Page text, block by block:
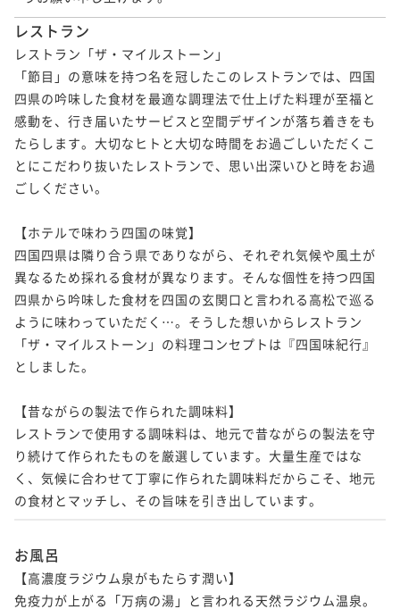
レストラン
レストラン「ザ・マイルストーン」
「節目」の意味を持つ名を冠したこのレストランでは、四国
四県の吟味した食材を最適な調理法で仕上げた料理が至福と
感動を、行き届いたサービスと空間デザインが落ち着きをも
たらします。大切なヒトと大切な時間をお過ごしいただくこ
とにこだわり抜いたレストランで、思い出深いひと時をお過
ごしください。
【ホテルで味わう四国の味覚】
四国四県は隣り合う県でありながら、それぞれ気候や風土が
異なるため採れる食材が異なります。そんな個性を持つ四国
四県から吟味した食材を四国の玄関口と言われる高松で巡る
ように味わっていただく…。そうした想いからレストラン
「ザ・マイルストーン」の料理コンセプトは『四国味紀行』
としました。
【昔ながらの製法で作られた調味料】
レストランで使用する調味料は、地元で昔ながらの製法を守
り続けて作られたものを厳選しています。大量生産ではな
く、気候に合わせて丁寧に作られた調味料だからこそ、地元
の食材とマッチし、その旨味を引き出しています。
お風呂
【高濃度ラジウム泉がもたらす潤い】
免疫力が上がる「万病の湯」と言われる天然ラジウム温泉。